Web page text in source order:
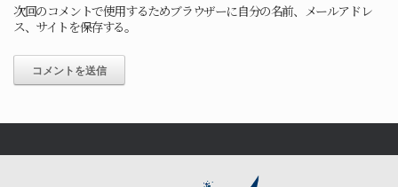
次回のコメントで使用するためブラウザーに自分の名前、メールアドレ
ス、サイトを保存する。